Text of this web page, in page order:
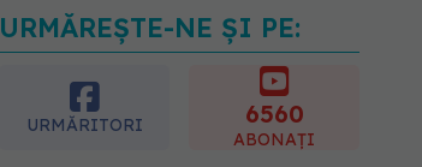
Medicii de la Fundeni
demontează unul dintre
cele mai răspândite mituri
despre diabet
06.08.2026, 11:52
URMĂREȘTE-NE ȘI PE:
URMĂRITORI 6560
ABONAȚI